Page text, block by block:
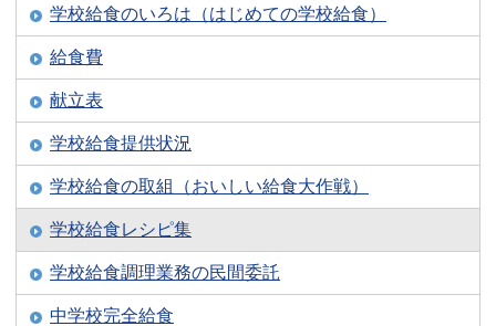
学校給食のいろは（はじめての学校給食）
給食費
献立表
学校給食提供状況
学校給食の取組（おいしい給食大作戦）
学校給食レシピ集
学校給食調理業務の民間委託
中学校完全給食